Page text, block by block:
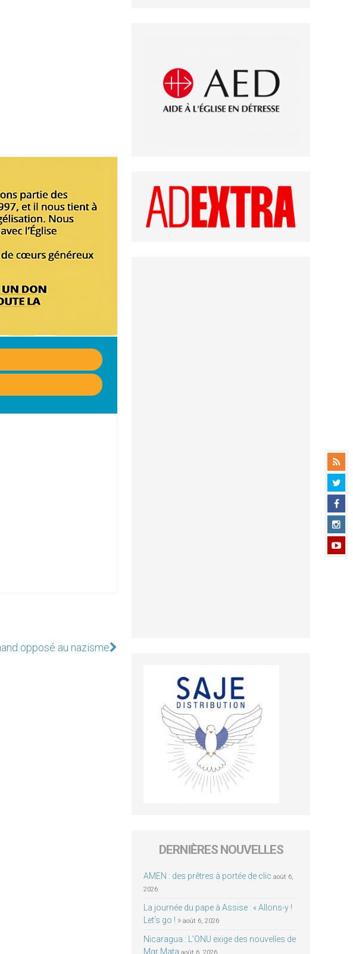
opposé au nazisme
DERNIÈRES NOUVELLES
AMEN : des prêtres à portée de clic août 6,
2026
La journée du pape à Assise : « Allons-y !
Let’s go ! » août 6, 2026
Nicaragua : L’ONU exige des nouvelles de
Mgr Mata